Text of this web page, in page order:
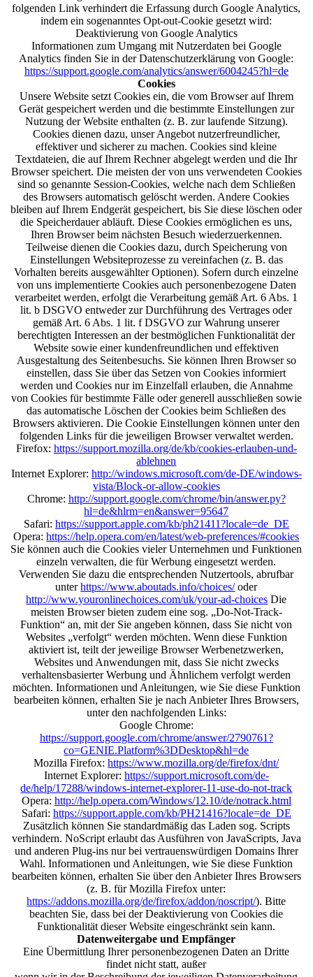
folgenden Link verhindert die Erfassung durch Google Analytics,
indem ein sogenanntes Opt-out-Cookie gesetzt wird:
Deaktivierung von Google Analytics
Informationen zum Umgang mit Nutzerdaten bei Google
Analytics finden Sie in der Datenschutzerklärung von Google:
https://support.google.com/analytics/answer/6004245?hl=de
Cookies
Unsere Website setzt Cookies ein, die vom Browser auf Ihrem
Gerät gespeichert werden und die bestimmte Einstellungen zur
Nutzung der Website enthalten (z. B. zur laufende Sitzung).
Cookies dienen dazu, unser Angebot nutzerfreundlicher,
effektiver und sicherer zu machen. Cookies sind kleine
Textdateien, die auf Ihrem Rechner abgelegt werden und die Ihr
Browser speichert. Die meisten der von uns verwendeten Cookies
sind so genannte Session-Cookies, welche nach dem Schließen
des Browsers automatisch gelöscht werden. Andere Cookies
bleiben auf Ihrem Endgerät gespeichert, bis Sie diese löschen oder
die Speicherdauer abläuft. Diese Cookies ermöglichen es uns,
Ihren Browser beim nächsten Besuch wiederzuerkennen.
Teilweise dienen die Cookies dazu, durch Speicherung von
Einstellungen Websiteprozesse zu vereinfachen (z. B. das
Vorhalten bereits ausgewählter Optionen). Sofern durch einzelne
von uns implementierte Cookies auch personenbezogene Daten
verarbeitet werden, erfolgt die Verarbeitung gemäß Art. 6 Abs. 1
lit. b DSGVO entweder zur Durchführung des Vertrages oder
gemäß Art. 6 Abs. 1 lit. f DSGVO zur Wahrung unserer
berechtigten Interessen an der bestmöglichen Funktionalität der
Website sowie einer kundenfreundlichen und effektiven
Ausgestaltung des Seitenbesuchs. Sie können Ihren Browser so
einstellen, dass Sie über das Setzen von Cookies informiert
werden und Cookies nur im Einzelfall erlauben, die Annahme
von Cookies für bestimmte Fälle oder generell ausschließen sowie
das automatische Löschen der Cookies beim Schließen des
Browsers aktivieren. Die Cookie Einstellungen können unter den
folgenden Links für die jeweiligen Browser verwaltet werden.
Firefox: https://support.mozilla.org/de/kb/cookies-erlauben-und-
ablehnen
Internet Explorer: http://windows.microsoft.com/de-DE/windows-
vista/Block-or-allow-cookies
Chrome: http://support.google.com/chrome/bin/answer.py?
hl=de&hlrm=en&answer=95647
Safari: https://support.apple.com/kb/ph21411?locale=de_DE
Opera:https://help.opera.com/en/latest/web-preferences/#cookies
Sie können auch die Cookies vieler Unternehmen und Funktionen
einzeln verwalten, die für Werbung eingesetzt werden.
Verwenden Sie dazu die entsprechenden Nutzertools, abrufbar
unterhttps://www.aboutads.info/choices/oder
http://www.youronlinechoices.com/uk/your-ad-choices Die
meisten Browser bieten zudem eine sog. „Do-Not-Track-
Funktion“ an, mit der Sie angeben können, dass Sie nicht von
Websites „verfolgt“ werden möchten. Wenn diese Funktion
aktiviert ist, teilt der jeweilige Browser Werbenetzwerken,
Websites und Anwendungen mit, dass Sie nicht zwecks
verhaltensbasierter Werbung und Ähnlichem verfolgt werden
möchten. Informationen und Anleitungen, wie Sie diese Funktion
bearbeiten können, erhalten Sie je nach Anbieter Ihres Browsers,
unter den nachfolgenden Links:
Google Chrome:
https://support.google.com/chrome/answer/2790761?
co=GENIE.Platform%3DDesktop&hl=de
Mozilla Firefox:https://www.mozilla.org/de/firefox/dnt/
Internet Explorer: https://support.microsoft.com/de-
de/help/17288/windows-internet-explorer-11-use-do-not-track
Opera: http://help.opera.com/Windows/12.10/de/notrack.html
Safari: https://support.apple.com/kb/PH21416?locale=de_DE
Zusätzlich können Sie standardmäßig das Laden sog. Scripts
verhindern. NoScript erlaubt das Ausführen von JavaScripts, Java
und anderen Plug-ins nur bei vertrauenswürdigen Domains Ihrer
Wahl. Informationen und Anleitungen, wie Sie diese Funktion
bearbeiten können, erhalten Sie über den Anbieter Ihres Browsers
(z. B. für Mozilla Firefox unter:
https://addons.mozilla.org/de/firefox/addon/noscript/). Bitte
beachten Sie, dass bei der Deaktivierung von Cookies die
Funktionalität dieser Website eingeschränkt sein kann.
Datenweitergabe und Empfänger
Eine Übermittlung Ihrer personenbezogenen Daten an Dritte
findet nicht statt, außer